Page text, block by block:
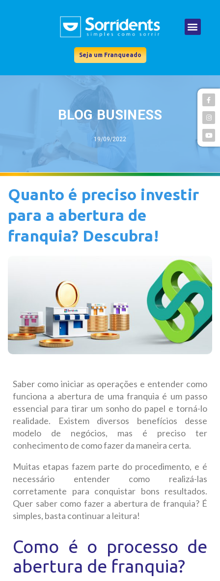
Seja um Franqueado
BLOG BUSINESS
19/09/2022
Quanto é preciso investir
para a abertura de
franquia? Descubra!
Saber como iniciar as operações e entender como
funciona a abertura de uma franquia é um passo
essencial para tirar um sonho do papel e torná-lo
realidade. Existem diversos benefícios desse
modelo de negócios, mas é preciso ter
conhecimento de como fazer da maneira certa.
Muitas etapas fazem parte do procedimento, e é
necessário entender como realizá-las
corretamente para conquistar bons resultados.
Quer saber como fazer a abertura de franquia? É
simples, basta continuar a leitura!
Como é o processo de
abertura de franquia?